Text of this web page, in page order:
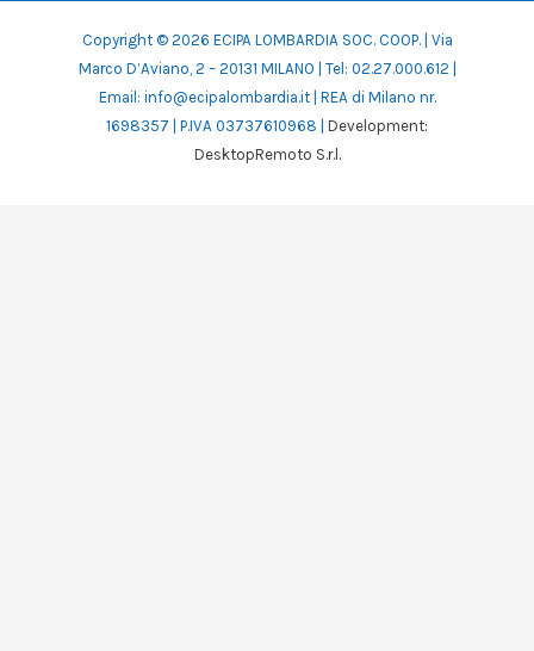
Copyright © 2026 ECIPA LOMBARDIA SOC. COOP. | Via
Marco D’Aviano, 2 – 20131 MILANO | Tel: 02.27.000.612 |
Email: info@ecipalombardia.it | REA di Milano nr.
1698357 | P.IVA 03737610968 | Development:
DesktopRemoto S.r.l.